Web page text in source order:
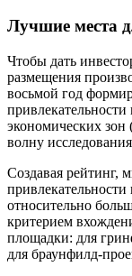
Лучшие места
Чтобы дать
размещения
восьмой год
экономических
волну
Создавая рейтинг,
относительно
критерием
площадки: для
для браунфилд-